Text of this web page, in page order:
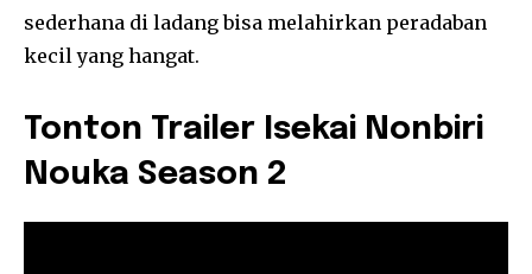
sederhana di ladang bisa melahirkan peradaban
kecil yang hangat.
Tonton Trailer Isekai Nonbiri
Nouka Season 2